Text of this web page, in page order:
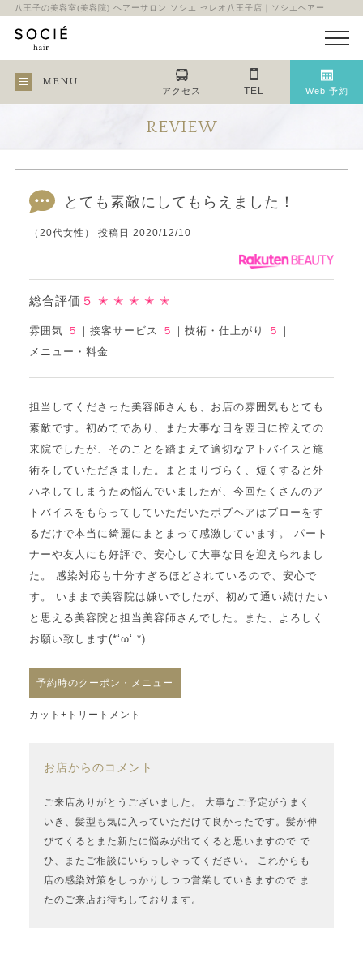
八王子の美容室(美容院) ヘアーサロン ソシエ セレオ八王子店｜ソシエヘアー
MENU
アクセス TEL Web 予約
REVIEW
とても素敵にしてもらえました！
（20代女性） 投稿日 2020/12/10
総合評価 ５ ✭ ✭ ✭ ✭ ✭
雰囲気 ５ ｜接客サービス ５ ｜技術・仕上がり ５
｜
メニュー・料金
担当してくださった美容師さんも、お店の雰囲気もとても
素敵です。初めてであり、また大事な日を翌日に控えての
来院でしたが、そのことを踏まえて適切なアトバイスと施
術をしていただきました。まとまりづらく、短くすると外
ハネしてしまうため悩んでいましたが、今回たくさんのア
トバイスをもらってしていただいたボブヘアはブローをす
るだけで本当に綺麗にまとまって感激しています。 パート
ナーや友人にも好評で、安心して大事な日を迎えられまし
た。 感染対応も十分すぎるほどされているので、安心で
す。 いままで美容院は嫌いでしたが、初めて通い続けたい
と思える美容院と担当美容師さんでした。また、よろしく
お願い致します(*‘ω‘ *)
予約時のクーポン・メニュー
カット+トリートメント
お店からのコメント
ご来店ありがとうございました。 大事なご予定がうまく
いき、髪型も気に入っていただけて良かったです。髪が伸
びてくるとまた新たに悩みが出てくると思いますので で
ひ、またご相談にいらっしゃってください。 これからも
店の感染対策をしっかりしつつ営業していきますので ま
たのご来店お待ちしております。